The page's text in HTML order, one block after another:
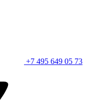
+7 495 649 05 73